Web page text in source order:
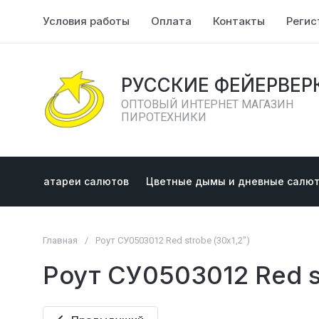
Условия работы Оплата Контакты
РУССКИЕ
ОПТОВЫЙ ИНТЕРНЕТ МАГАЗИН
ПИРОТЕХНИКИ
Батареи салютов Цветные дымы и дневные
Главная / Роут СУ0503012 Red strobe (30x1,2")
Роут СУ0503012 Red